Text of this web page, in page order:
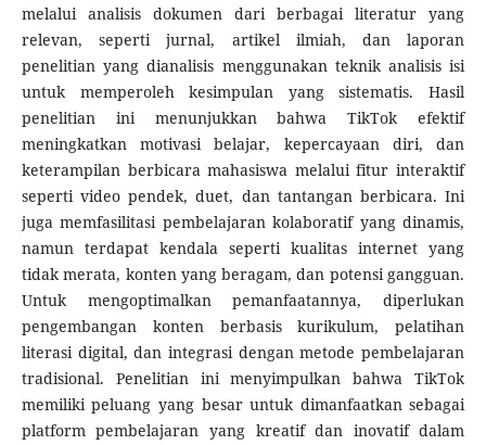
melalui analisis dokumen dari berbagai literatur yang
relevan, seperti jurnal, artikel ilmiah, dan laporan
penelitian yang dianalisis menggunakan teknik analisis isi
untuk memperoleh kesimpulan yang sistematis. Hasil
penelitian ini menunjukkan bahwa TikTok efektif
meningkatkan motivasi belajar, kepercayaan diri, dan
keterampilan berbicara mahasiswa melalui fitur interaktif
seperti video pendek, duet, dan tantangan berbicara. Ini
juga memfasilitasi pembelajaran kolaboratif yang dinamis,
namun terdapat kendala seperti kualitas internet yang
tidak merata, konten yang beragam, dan potensi gangguan.
Untuk mengoptimalkan pemanfaatannya, diperlukan
pengembangan konten berbasis kurikulum, pelatihan
literasi digital, dan integrasi dengan metode pembelajaran
tradisional. Penelitian ini menyimpulkan bahwa TikTok
memiliki peluang yang besar untuk dimanfaatkan sebagai
platform pembelajaran yang kreatif dan inovatif dalam